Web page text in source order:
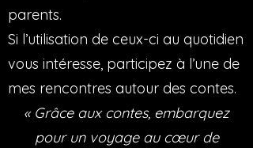
parents.
Si l’utilisation de ceux-ci au quotidien
vous intéresse, participez à l’une de
mes rencontres autour des contes.
« Grâce aux contes, embarquez
pour un voyage au cœur de